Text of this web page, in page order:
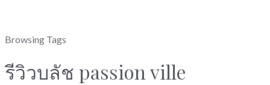
Browsing Tags
รีวิวบลัช passion ville